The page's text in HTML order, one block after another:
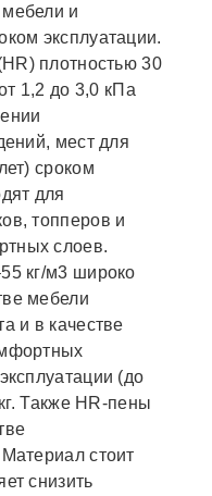
и
эксплуатации.
плотностью 30
1,2 до 3,0 кПа
мест для
сроком
для
топперов и
слоев.
кг/м3 широко
мебели
и в качестве
(до
Также HR-пены
стоит
снизить